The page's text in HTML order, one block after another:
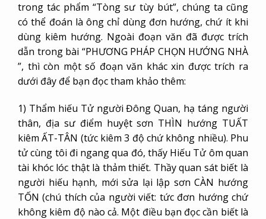
trong tác phẩm “Tòng sư tùy bút”, chúng ta cũng
có thể đoán là ông chỉ dùng đơn hướng, chứ ít khi
dùng kiêm hướng. Ngoài đoạn văn đã được trích
dẫn trong bài “PHƯƠNG PHÁP CHỌN HƯỚNG NHÀ
”, thì còn một số đoạn văn khác xin được trích ra
dưới đây để bạn đọc tham khảo thêm:
1) Thẩm hiếu Tử người Đông Quan, hạ táng người
thân, địa sư điểm huyệt sơn THÌN hướng TUẤT
kiêm ẤT-TÂN (tức kiêm 3 độ chứ không nhiều). Phu
tử cùng tôi đi ngang qua đó, thấy Hiếu Tử ôm quan
tài khóc lóc thật là thảm thiết. Thầy quan sát biết là
người hiếu hạnh, mới sửa lại lập sơn CÀN hướng
TỐN (chú thích của người viết: tức đơn hướng chứ
không kiêm độ nào cả. Một điều bạn đọc cần biết là